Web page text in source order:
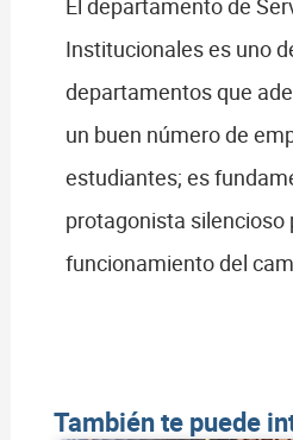
El departamento de
Institucionales es uno
departamentos que
un buen número de
estudiantes; es
protagonista silencioso
funcionamiento del
También te puede